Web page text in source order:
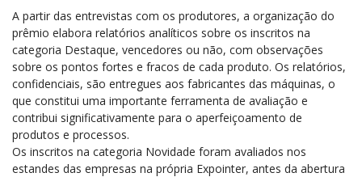
A partir das entrevistas com os produtores, a organização do
prêmio elabora relatórios analíticos sobre os inscritos na
categoria Destaque, vencedores ou não, com observações
sobre os pontos fortes e fracos de cada produto. Os relatórios,
confidenciais, são entregues aos fabricantes das máquinas, o
que constitui uma importante ferramenta de avaliação e
contribui significativamente para o aperfeiçoamento de
produtos e processos.
Os inscritos na categoria Novidade foram avaliados nos
estandes das empresas na própria Expointer, antes da abertura